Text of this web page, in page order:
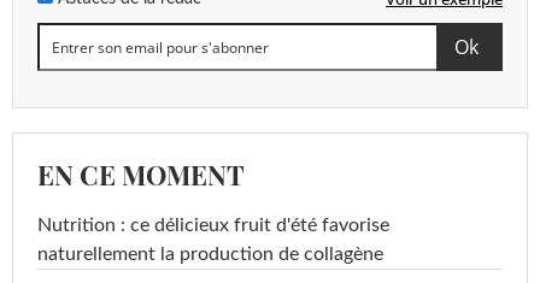
EN CE MOMENT
Nutrition : ce délicieux fruit d'été favorise
naturellement la production de collagène